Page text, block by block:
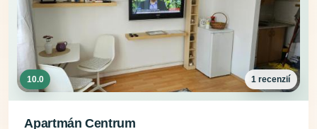
10.0 1 recenzií
Apartmán Centrum